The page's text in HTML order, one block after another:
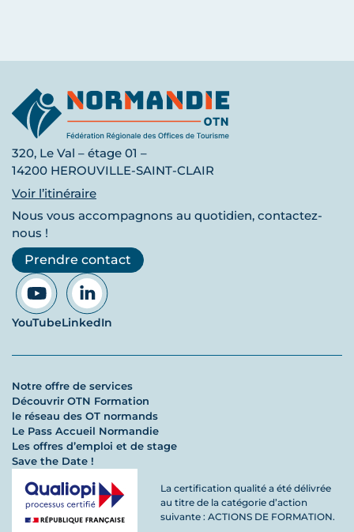
320, Le Val – étage 01 –
14200 HEROUVILLE-SAINT-CLAIR
Voir l’itinéraire
Nous vous accompagnons au quotidien, contactez-
nous !
Prendre contact
YouTubeLinkedIn
Notre offre de services
Découvrir OTN Formation
le réseau des OT normands
Le Pass Accueil Normandie
Les offres d’emploi et de stage
Save the Date !
La certification qualité a été délivrée
au titre de la catégorie d’action
suivante : ACTIONS DE FORMATION.